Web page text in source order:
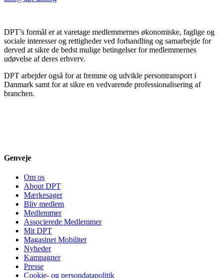
DPT’s formål er at varetage medlemmernes økonomiske, faglige og
sociale interesser og rettigheder ved forhandling og samarbejde for
derved at sikre de bedst mulige betingelser for medlemmernes
udøvelse af deres erhverv.
DPT arbejder også for at fremme og udvikle persontransport i
Danmark samt for at sikre en vedvarende professionalisering af
branchen.
Genveje
Om os
About DPT
Mærkesager
Bliv medlem
Medlemmer
Associerede Medlemmer
Mit DPT
Magasinet Mobilitet
Nyheder
Kampagner
Presse
Cookie- og persondatapolitik